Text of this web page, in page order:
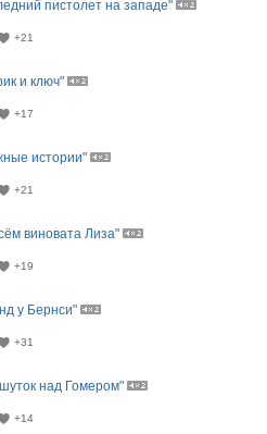
пистолет на западе"
+21
и ключ"
+17
истории"
+21
виновата Лиза"
+19
у Бернси"
+31
над Гомером"
+14